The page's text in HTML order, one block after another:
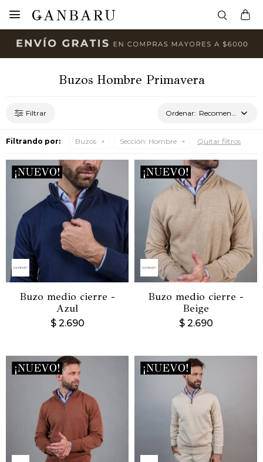

Buzos Hombre Primavera
Recomendados
Filtrando por: Buzos Sección: Hombre Quitar filtros
Buzo medio cierre -
Azul
$ 2.690
Buzo medio cierre -
Beige
$ 2.690